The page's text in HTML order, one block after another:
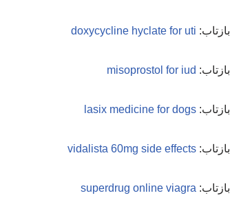
بازتاب: doxycycline hyclate for uti
بازتاب: misoprostol for iud
بازتاب:lasix medicine for dogs
بازتاب:vidalista 60mg side effects
بازتاب: superdrug online viagra